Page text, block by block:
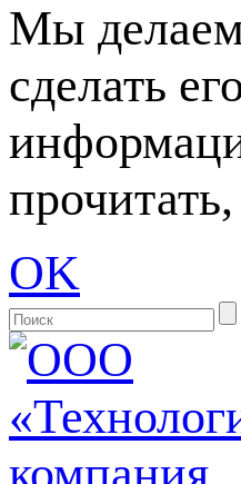
Мы делаем
сделать
OK